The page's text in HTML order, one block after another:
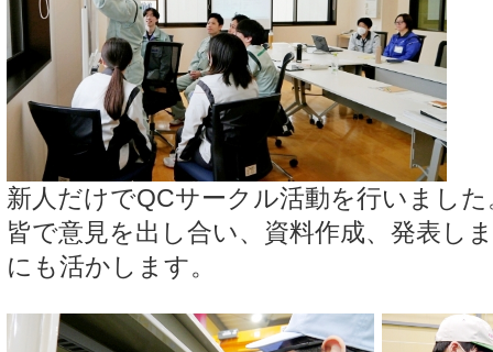
新人だけでQCサークル活動を行いました
皆で意見を出し合い、資料作成、発表し
にも活かします。